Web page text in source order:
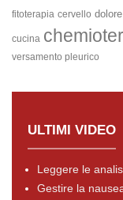
fitoterapia cervello dolore
cucina
versamento pleurico
ULTIMI VIDEO
Leggere le
Gestire la